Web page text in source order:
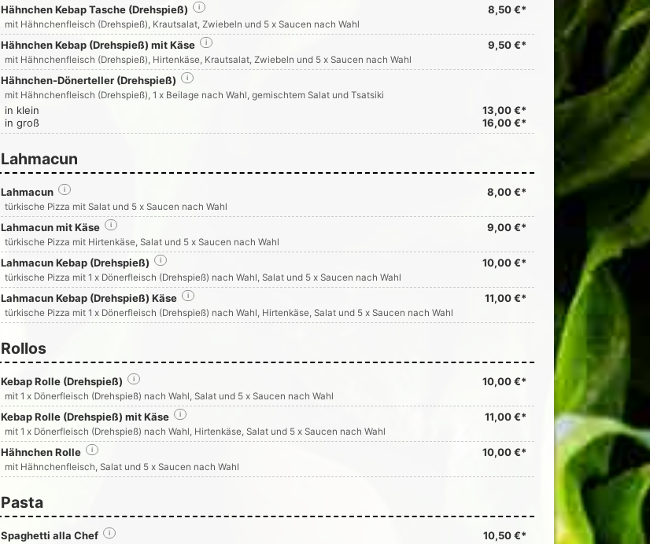
Hähnchen Kebap Tasche (Drehspieß) 8,50 €*
i
mit Hähnchenfleisch (Drehspieß), Krautsalat, Zwiebeln und 5 x Saucen nach Wahl
Hähnchen Kebap (Drehspieß) mit Käse 9,50 €*
i
mit Hähnchenfleisch (Drehspieß), Hirtenkäse, Krautsalat, Zwiebeln und 5 x Saucen nach Wahl
Hähnchen-Dönerteller (Drehspieß) i
mit Hähnchenfleisch (Drehspieß), 1 x Beilage nach Wahl, gemischtem Salat und Tsatsiki
in klein
13,00 €*
in groß
16,00 €*
Lahmacun
Lahmacun 8,00 €*
i
türkische Pizza mit Salat und 5 x Saucen nach Wahl
Lahmacun mit Käse 9,00 €*
i
türkische Pizza mit Hirtenkäse, Salat und 5 x Saucen nach Wahl
Lahmacun Kebap (Drehspieß) 10,00 €*
i
türkische Pizza mit 1 x Dönerfleisch (Drehspieß) nach Wahl, Salat und 5 x Saucen nach Wahl
Lahmacun Kebap (Drehspieß) Käse 11,00 €*
i
türkische Pizza mit 1 x Dönerfleisch (Drehspieß) nach Wahl, Hirtenkäse, Salat und 5 x Saucen nach Wahl
Rollos
Kebap Rolle (Drehspieß) 10,00 €*
i
mit 1 x Dönerfleisch (Drehspieß) nach Wahl, Salat und 5 x Saucen nach Wahl
Kebap Rolle (Drehspieß) mit Käse 11,00 €*
i
mit 1 x Dönerfleisch (Drehspieß) nach Wahl, Hirtenkäse, Salat und 5 x Saucen nach Wahl
Hähnchen Rolle 10,00 €*
i
mit Hähnchenfleisch, Salat und 5 x Saucen nach Wahl
Pasta
Spaghetti alla Chef 10,50 €*
i